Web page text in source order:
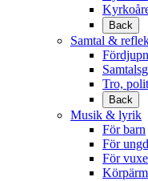
Back
Samtal &
Tro,
Back
Musik & lyrik
För barn
För
För
Körpärm